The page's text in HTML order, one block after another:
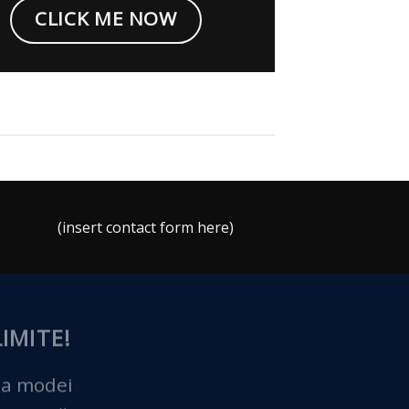
CLICK ME NOW
(insert contact form here)
modei